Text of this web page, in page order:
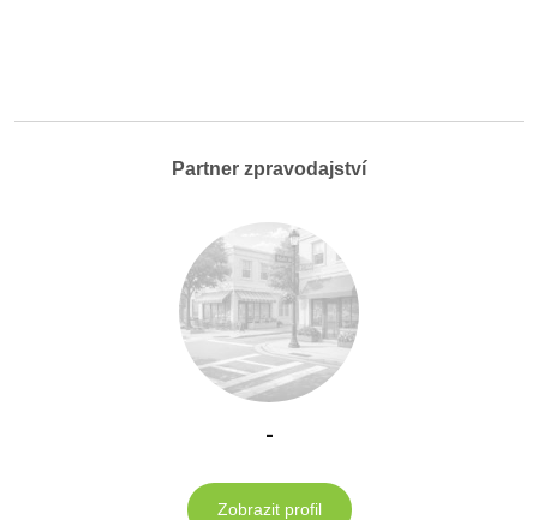
Partner zpravodajství
-
Zobrazit profil